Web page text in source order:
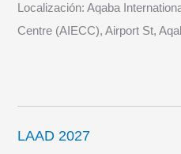
Localización:Aqaba
Centre (AIECC), Airport St,
LAAD 2027